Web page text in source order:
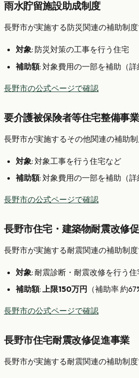
雨水貯留施設助成制度
長野市が実施する防災関連の補助制度
対象: 防災対策の工事を行う住宅
補助額: 対象費用の一部を補助（詳
長野市の公式ページで確認
要介護被保険者等住宅整備事業
長野市が実施するその他関連の補助制
対象: 対象工事を行う住宅など
補助額: 対象費用の一部を補助（詳
長野市の公式ページで確認
長野市住宅・建築物耐震改修
長野市が実施する耐震関連の補助制度
対象: 耐震診断・耐震改修を行う住
補助額: 上限150万円 （補助率 約
長野市の公式ページで確認
長野市住宅耐震改修促進事業
長野市が実施する耐震関連の補助制度